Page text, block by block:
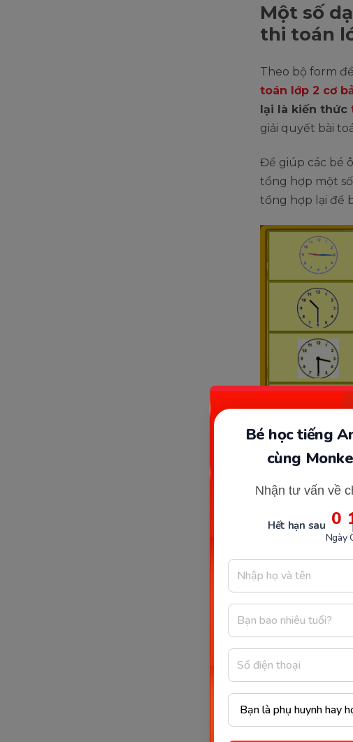
Bé học tiếng
cùng
Nhận tư vấn về
Hết hạn sau 0
Ngày
Một số
thi toán
Theo bộ form
toán lớp 2 cơ
lại là kiến thức
giải quyết bài
Để giúp các bé
tổng hợp một
tổng hợp lại để
Thi toán
Vòng 1:
bé cần
phạm vi
Vòng 2:
chữ số để
yếu liên
nhớ.
Vòng 3:
tương tự
phép tính